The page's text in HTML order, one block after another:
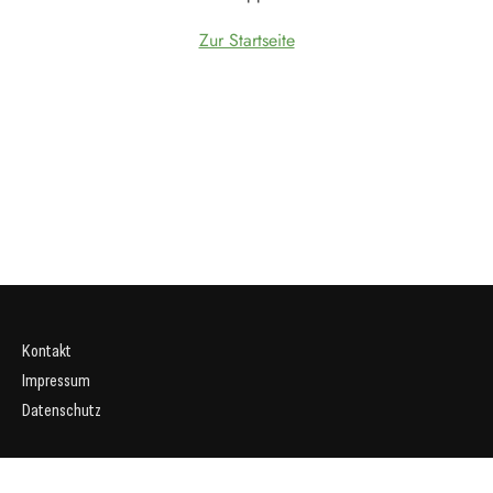
Zur Startseite
Kontakt
Impressum
Datenschutz